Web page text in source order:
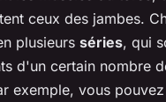
ceux des jambes.
plusieurs séries, qui
d'un certain nombre
exemple, vous